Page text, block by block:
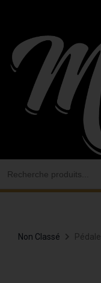
contenu
Non Classé